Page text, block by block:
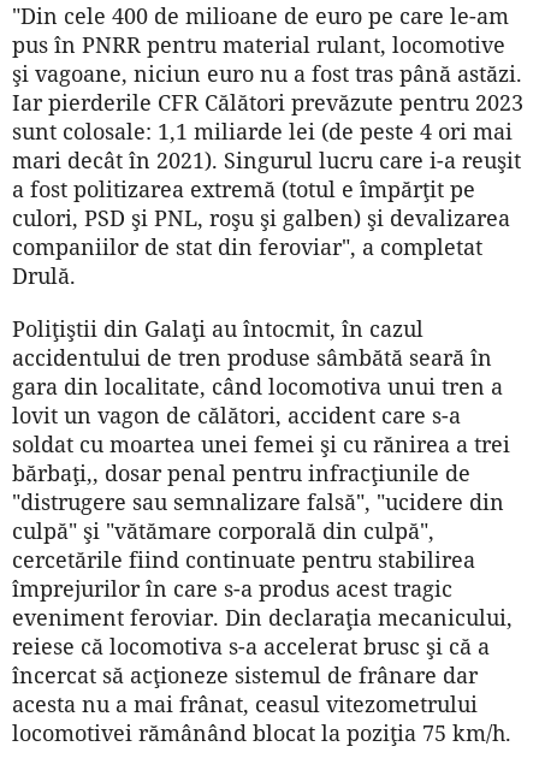
"Din cele 400 de milioane de euro pe care le-am
pus în PNRR pentru material rulant, locomotive
şi vagoane, niciun euro nu a fost tras până astăzi.
Iar pierderile CFR Călători prevăzute pentru 2023
sunt colosale: 1,1 miliarde lei (de peste 4 ori mai
mari decât în 2021). Singurul lucru care i-a reuşit
a fost politizarea extremă (totul e împărţit pe
culori, PSD şi PNL, roşu şi galben) şi devalizarea
companiilor de stat din feroviar", a completat
Drulă.
Poliţiştii din Galaţi au întocmit, în cazul
accidentului de tren produse sâmbătă seară în
gara din localitate, când locomotiva unui tren a
lovit un vagon de călători, accident care s-a
soldat cu moartea unei femei şi cu rănirea a trei
bărbaţi,, dosar penal pentru infracţiunile de
"distrugere sau semnalizare falsă", "ucidere din
culpă" şi "vătămare corporală din culpă",
cercetările fiind continuate pentru stabilirea
împrejurilor în care s-a produs acest tragic
eveniment feroviar. Din declaraţia mecanicului,
reiese că locomotiva s-a accelerat brusc şi că a
încercat să acţioneze sistemul de frânare dar
acesta nu a mai frânat, ceasul vitezometrului
locomotivei rămânând blocat la poziţia 75 km/h.